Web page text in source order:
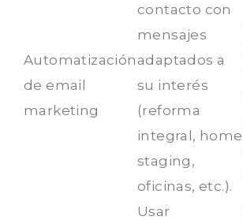
Automatización
de email
marketing
contacto con
mensajes
adaptados a
su interés
(reforma
integral, home
staging,
oficinas, etc.).
Usar